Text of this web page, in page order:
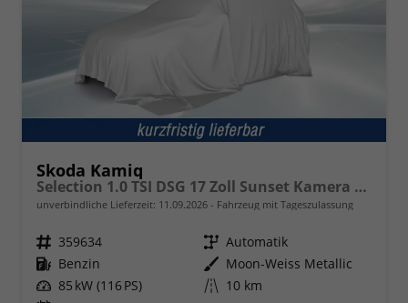
Skoda Kamiq
Selection 1.0 TSI DSG 17 Zoll Sunset Kamera PDC v+h
unverbindliche Lieferzeit: 11.09.2026 Fahrzeug mit Tageszulassung
Fahrzeugnr. 359634 Getriebe Automatik
Kraftstoff Benzin Außenfarbe Moon-Weiss Metallic
Leistung 85 kW (116 PS) Kilometerstand 10 km